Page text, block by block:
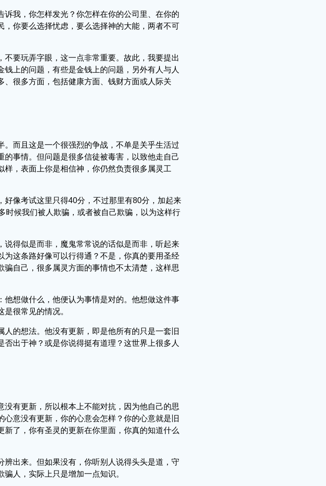
我，你怎样发光？你怎样在你的公司里、在你的
你要么选择忧虑，要么选择神的大能，两者不可
要玩弄字眼，这一点非常重要。故此，我要提出
上的问题，有些是金钱上的问题，另外有人与人
很多方面，包括健康方面、钱财方面或人际关
而且这是一个很强烈的争战，不单是关乎生活过
事情。但问题是很多信徒被毒害，以致他走自己
，表面上你是相信神，你仍然负责很多属灵工
像考试这里只得40分，不过那里有80分，加起来
时候我们被人欺骗，或者被自己欺骗，以为这样行
得似是而非，魔鬼常常说的话似是而非，听起来
这条路好像可以行得通？不是，你真的要用圣经
自己，很多属灵方面的事情也不太清楚，这样思
想做什么，他便认为事情是对的。他想做这件事
很常见的情况。
的想法。他没有更新，即是他所有的只是一套旧
出于神？或是你说得挺有道理？这世界上很多人
有更新，所以根本上不能对抗，因为他自己的思
意没有更新，你的心意会怎样？你的心意就是旧
了，你有圣灵的更新在你里面，你真的知道什么
出来。但如果没有，你听别人说得头头是道，守
人，实际上只是增加一点知识。